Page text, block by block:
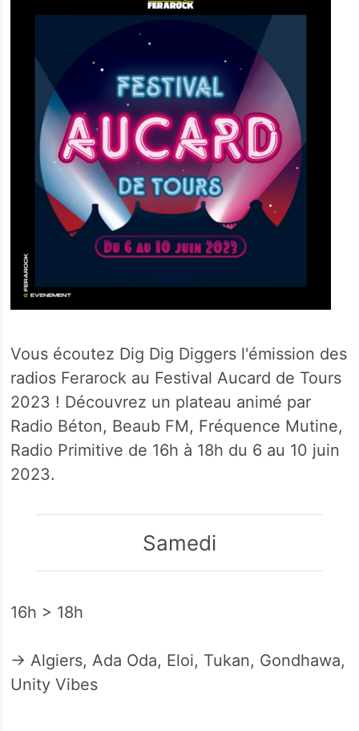
Vous écoutez Dig Dig Diggers l'émission des
radios Ferarock au Festival Aucard de Tours
2023 ! Découvrez un plateau animé par
Radio Béton, Beaub FM, Fréquence Mutine,
Radio Primitive de 16h à 18h du 6 au 10 juin
2023.
Samedi
16h > 18h
→ Algiers, Ada Oda, Eloi, Tukan, Gondhawa,
Unity Vibes